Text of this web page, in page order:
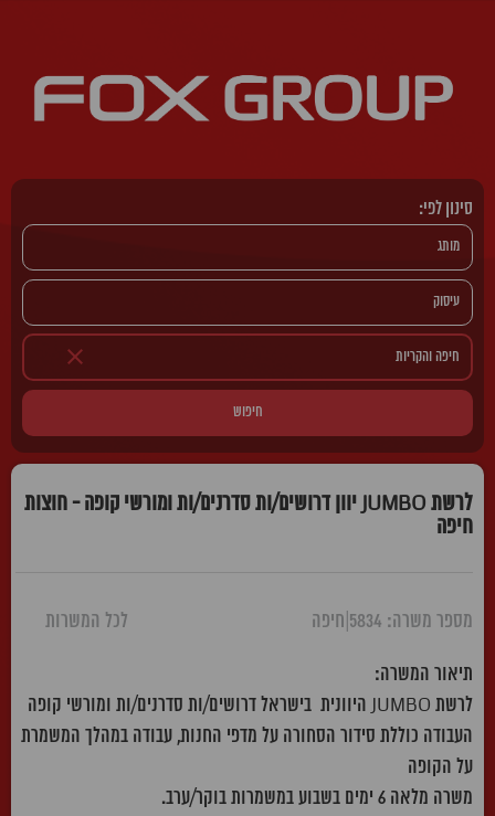
סינון לפי:
חיפוש
לרשת JUMBO יוון דרושים/ות סדרנים/ות ומורשי קופה - חוצות
חיפה
מספר משרה: 5834 חיפה לכל המשרות
תיאור המשרה:
לרשת JUMBO היוונית בישראל דרושים/ות סדרנים/ות ומורשי קופה
העבודה כוללת סידור הסחורה על מדפי החנות, עבודה במהלך המשמרת
על הקופה
משרה מלאה 6 ימים בשבוע במשמרות בוקר/ערב.